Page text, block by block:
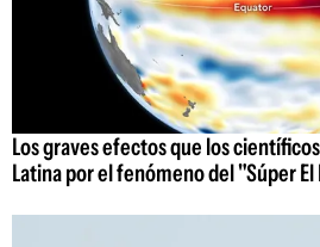
Los graves efectos que los
Latina por el fenómeno del "Súper El